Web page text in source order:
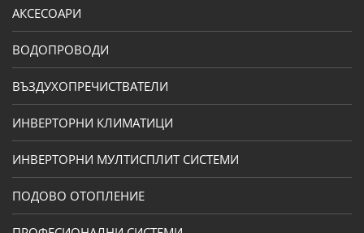
АКСЕСОАРИ
ВОДОПРОВОДИ
ВЪЗДУХОПРЕЧИСТВАТЕЛИ
ИНВЕРТОРНИ КЛИМАТИЦИ
ИНВЕРТОРНИ МУЛТИСПЛИТ СИСТЕМИ
ПОДОВО ОТОПЛЕНИЕ